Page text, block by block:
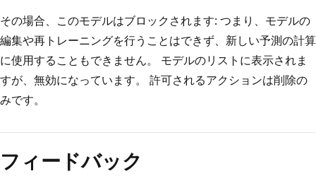
その場合、このモデルはブロックされます: つまり、モデルの
編集や再トレーニングを行うことはできず、新しい予測の計算
に使用することもできません。 モデルのリストに表示されま
すが、無効になっています。 許可されるアクションは削除の
みです。
み
取
フィードバック